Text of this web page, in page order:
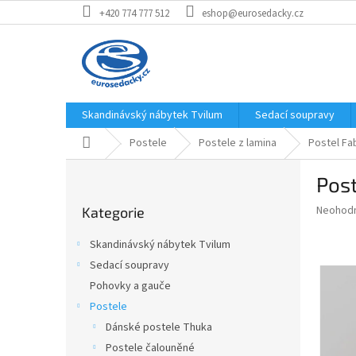
na
+420 774 777 512 eshop@eurosedacky.cz
Skandinávský nábytek Tvilum Sedací soupravy
Domů Postele Postele z lamina Postel
kategorie
Kategorie
Skandinávský nábytek Tvilum
Sedací soupravy
Pohovky a gauče
Postele
Dánské postele Thuka
Postele čalouněné
0,0